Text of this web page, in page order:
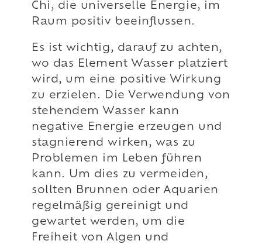
Chi, die universelle Energie, im
Raum positiv beeinflussen.
Es ist wichtig, darauf zu achten,
wo das Element Wasser platziert
wird, um eine positive Wirkung
zu erzielen. Die Verwendung von
stehendem Wasser kann
negative Energie erzeugen und
stagnierend wirken, was zu
Problemen im Leben führen
kann. Um dies zu vermeiden,
sollten Brunnen oder Aquarien
regelmäßig gereinigt und
gewartet werden, um die
Freiheit von Algen und